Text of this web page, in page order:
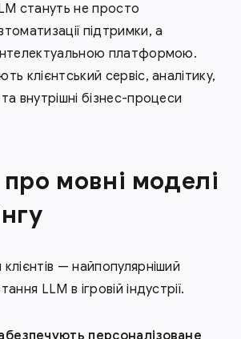
стануть не просто
підтримки, а
платформою.
клієнтський сервіс, аналітику,
внутрішні бізнес-процеси
мовні моделі
— найпопулярніший
LLM в ігровій індустрії.
персоналізоване